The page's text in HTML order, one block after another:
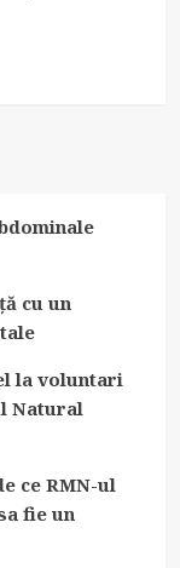
cu un
la voluntari
Natural
ce RMN-ul
fie un